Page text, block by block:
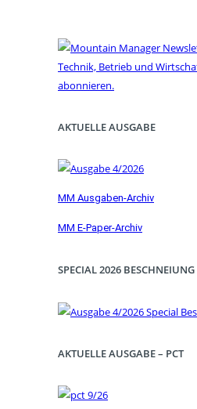
AKTUELLE AUSGABE
MM Ausgaben-Archiv
MM E-Paper-Archiv
SPECIAL 2026 BESCHNEIUNG
AKTUELLE AUSGABE – PCT